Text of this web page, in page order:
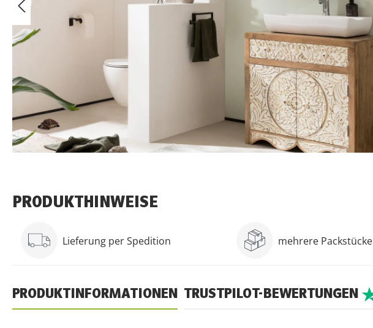
PRODUKTHINWEISE
Lieferung per Spedition mehrere Packstücke
PRODUKTINFORMATIONEN TRUSTPILOT-BEWERTUNGEN